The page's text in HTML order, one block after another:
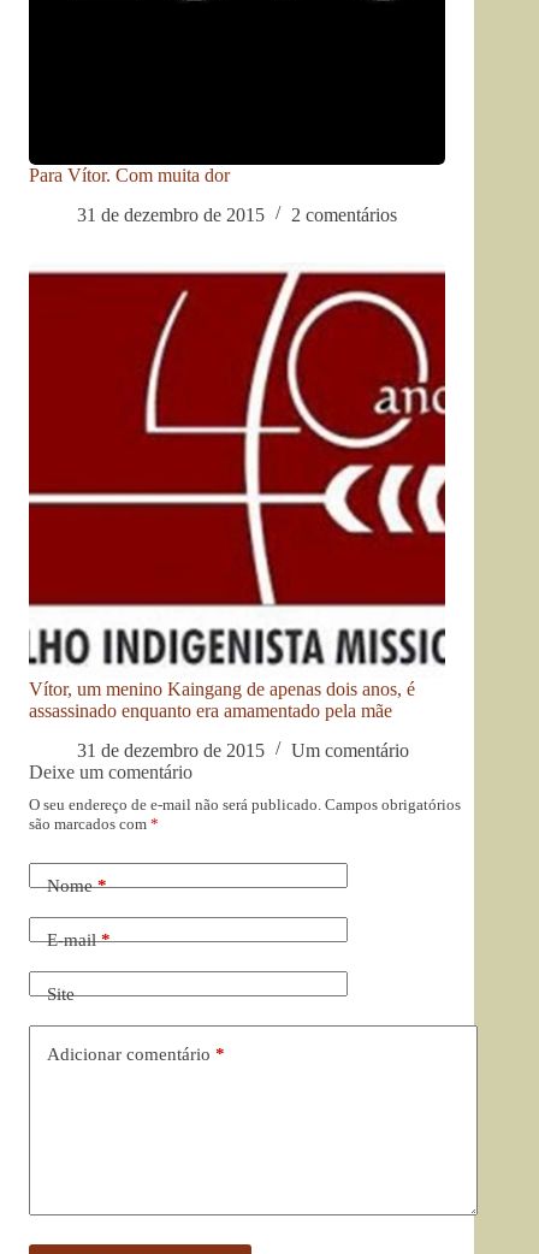
Para Vítor. Com muita dor
31 de dezembro de 2015
2 comentários
Vítor, um menino Kaingang de apenas dois anos, é
assassinado enquanto era amamentado pela mãe
31 de dezembro de 2015
Um comentário
Deixe um comentário
O seu endereço de e-mail não será publicado. Campos obrigatórios
são marcados com *
Nome*
E-mail*
Site
Adicionar comentário *